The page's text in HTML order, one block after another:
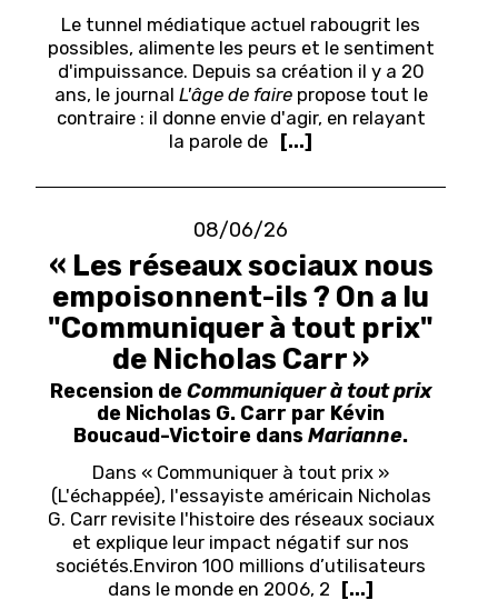
Le tunnel médiatique actuel rabougrit les
possibles, alimente les peurs et le sentiment
d'impuissance. Depuis sa création il y a 20
ans, le journal L'âge de fairepropose tout le
contraire : il donne envie d'agir, en relayant
la parole de [...]
08/06/26
« Les réseaux sociaux nous
empoisonnent-ils ? On a lu
"Communiquer à tout prix"
de Nicholas Carr »
Recension deCommuniquer à tout prix
de Nicholas G. Carr par Kévin
Boucaud-Victoire dans Marianne.
Dans « Communiquer à tout prix »
(L'échappée), l'essayiste américain Nicholas
G. Carr revisite l'histoire des réseaux sociaux
et explique leur impact négatif sur nos
sociétés.Environ 100 millions d’utilisateurs
dans le monde en 2006, 2
[...]